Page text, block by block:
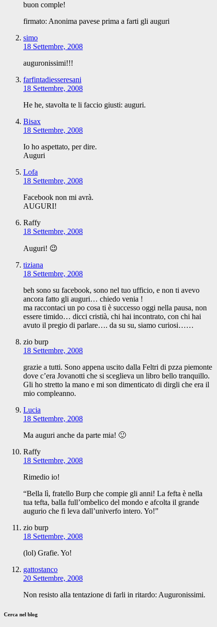
buon comple!
firmato: Anonima pavese prima a farti gli auguri
simo
18 Settembre, 2008
auguronissimi!!!
farfintadiesseresani
18 Settembre, 2008
He he, stavolta te li faccio giusti: auguri.
Bisax
18 Settembre, 2008
Io ho aspettato, per dire.
Auguri
Lofa
18 Settembre, 2008
Facebook non mi avrà.
AUGURI!
Raffy
18 Settembre, 2008
Auguri! 😉
tiziana
18 Settembre, 2008
beh sono su facebook, sono nel tuo ufficio, e non ti avevo
ancora fatto gli auguri… chiedo venia !
ma raccontaci un po cosa ti è successo oggi nella pausa, non
essere timido… dicci cristià, chi hai incontrato, con chi hai
avuto il pregio di parlare…. da su su, siamo curiosi……
zio burp
18 Settembre, 2008
grazie a tutti. Sono appena uscito dalla Feltri di pzza piemonte
dove c’era Jovanotti che si sceglieva un libro bello tranquillo.
Gli ho stretto la mano e mi son dimenticato di dirgli che era il
mio compleanno.
Lucia
18 Settembre, 2008
Ma auguri anche da parte mia! 🙂
Raffy
18 Settembre, 2008
Rimedio io!
“Bella lì, fratello Burp che compie gli anni! La fefta è nella
tua tefta, balla full’ombelico del mondo e afcolta il grande
augurio che fi leva dall’univerfo intero. Yo!”
zio burp
18 Settembre, 2008
(lol) Grafie. Yo!
gattostanco
20 Settembre, 2008
Non resisto alla tentazione di farli in ritardo: Auguronissimi.
Cerca nel blog